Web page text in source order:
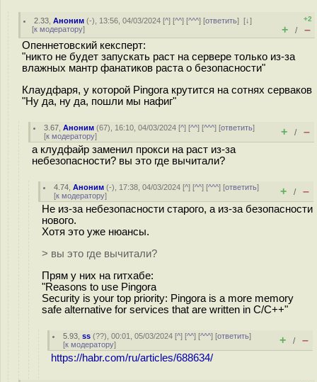
2.33 ,Аноним (-), 13:56, 04/03/2024 [^] [^^] [^^^] [ответить][↓]
[к модератору]
+2
+ / –
Опеннетовский кексперт:
"никто не будет запускать раст на сервере только из-за
влажных мантр фанатиков раста о безопасности"
Клаудфаря, у которой Pingora крутится на сотнях серваков
"Ну да, ну да, пошли мы нафиг"
3.67 ,Аноним (67), 16:10, 04/03/2024 [^] [^^] [^^^] [ответить]
[к модератору] + / –
а клудфайр заменил прокси на раст из-за
небезопасности? вы это где вычитали?
4.74 ,Аноним (-), 17:38, 04/03/2024 [^] [^^] [^^^] [ответить]
[к модератору] + / –
Не из-за небезопасности старого, а из-за безопасности
нового.
Хотя это уже нюансы.
> вы это где вычитали?
Прям у них на гитхабе:
"Reasons to use Pingora
Security is your top priority: Pingora is a more memory
safe alternative for services that are written in C/C++"
5.93 ,ss (??), 00:01, 05/03/2024 [^] [^^] [^^^] [ответить]
[к модератору] + / –
https://habr.com/ru/articles/688634/